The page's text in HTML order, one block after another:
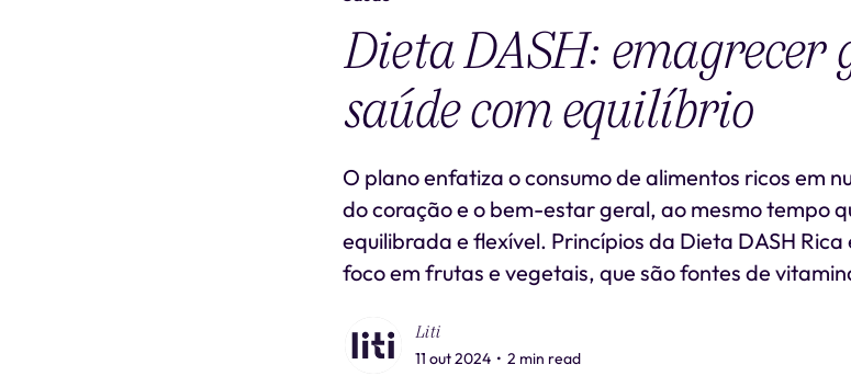
Dieta DASH: emagrecer
saúde com equilíbrio
O plano enfatiza o consumo de alimentos ricos em
do coração e o bem-estar geral, ao mesmo tempo
equilibrada e flexível. Princípios da Dieta DASH
foco em frutas e vegetais, que são fontes de
Liti
11 out 2024 • 2 min read